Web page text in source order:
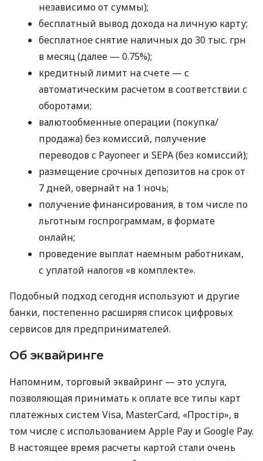
независимо от суммы);
бесплатный вывод дохода на личную карту;
бесплатное снятие наличных до 30 тыс. грн
в месяц (далее — 0.75%);
кредитный лимит на счете — с
автоматическим расчетом в соответствии с
оборотами;
валютообменные операции (покупка/
продажа) без комиссий, получение
переводов с Payoneer и SEPA (без комиссий);
размещение срочных депозитов на срок от
7 дней, овернайт на 1 ночь;
получение финансирования, в том числе по
льготным госпрограммам, в формате
онлайн;
проведение выплат наемным работникам,
с уплатой налогов «в комплекте».
Подобный подход сегодня используют и другие
банки, постепенно расширяя список цифровых
сервисов для предпринимателей.
Об эквайринге
Напомним, торговый эквайринг — это услуга,
позволяющая принимать к оплате все типы карт
платежных систем Visa, MasterCard, «Простір», в
том числе с использованием Apple Pay и Google Pay.
В настоящее время расчеты картой стали очень